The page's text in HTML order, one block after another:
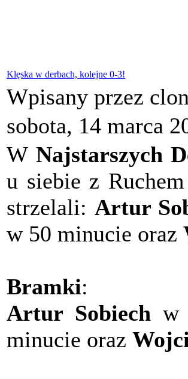
Klęska w derbach, kolejne 0-3!
Wpisany przez
sobota, 14 marca
W Najstarszych
u siebie z
strzelali: Artur
w 50 minucie oraz
Bramki:
Artur Sobiechw
minucie oraz